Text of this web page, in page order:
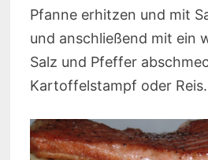
Pfanne erhitzen und mit
und anschließend mit ein
Salz und Pfeffer
Kartoffelstampf oder Reis.